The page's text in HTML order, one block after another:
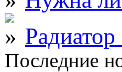
Последние